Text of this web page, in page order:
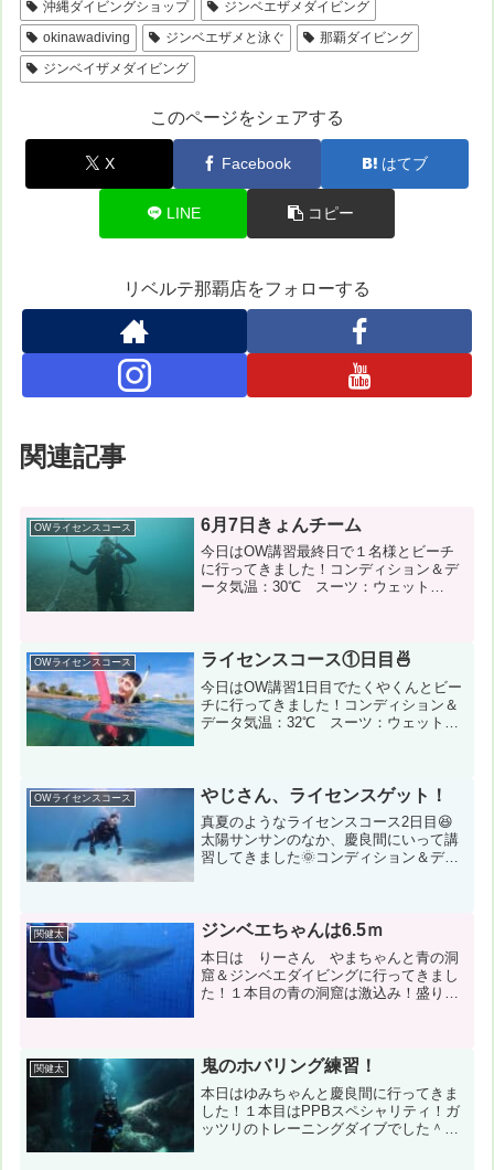
沖縄ダイビングショップ
ジンベエザメダイビング
okinawadiving
ジンベエザメと泳ぐ
那覇ダイビング
ジンベイザメダイビング
このページをシェアする
X Facebook はてブ
LINE コピー
リベルテ那覇店をフォローする
関連記事
OWライセンスコース 6月7日きょんチーム
今日はOW講習最終日で１名様とビーチ
に行ってきました！コンディション＆デ
ータ気温：30℃ スーツ：ウェット
し１本目：奥武島...
OWライセンスコース ライセンスコース①日目🍜
今日はOW講習1日目でたくやくんとビー
チに行ってきました！コンディション＆
データ気温：32℃ スーツ：ウェット
島（...
OWライセンスコース やじさん、ライセンスゲット！
真夏のようなライセンスコース2日目😆
太陽サンサンのなか、慶良間にいって講
習してきました🌞コンディション＆デー
ラゴンレディ） ３本目...
関健太 ジンベエちゃんは6.5ｍ
本日は りーさん やまちゃんと青の洞
窟＆ジンベエダイビングに行ってきまし
た！１本目の青の洞窟は激込み！盛り上
30℃ スーツ：ウエットスー...
関健太 鬼のホバリング練習！
本日はゆみちゃんと慶良間に行ってきま
した！１本目はPPBスペシャリティ！ガ
ッツリのトレーニングダイブでした＾＾